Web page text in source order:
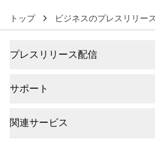
トップ ビジネスのプレスリリー
プレスリリース配信
サポート
関連サービス